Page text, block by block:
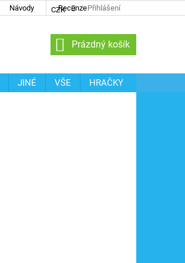
Návody Recenze
CZK Přihlášení
NÁKUPNÍ
KOŠÍK
Prázdný košík
JINÉ VŠE
HRAČKY